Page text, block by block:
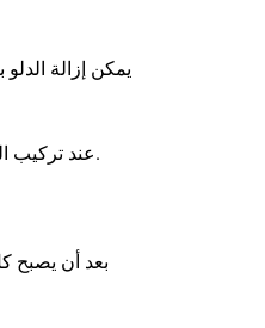
: عند تركيب الماسورة، قم بمحاذاة الماسورة مع الإبزيم وقم بتثبيتها في مكانها.